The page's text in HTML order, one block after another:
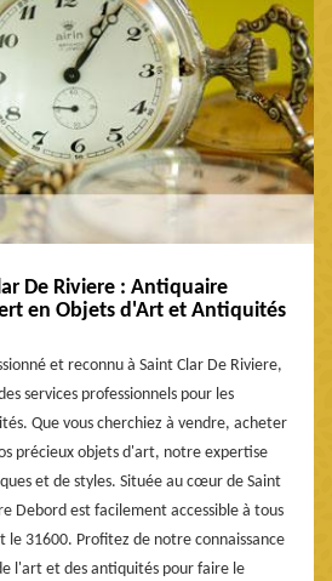
De Riviere : Antiquaire
en Objets d'Art et Antiquités
et reconnu à Saint Clar De Riviere,
services professionnels pour les
Que vous cherchiez à vendre, acheter
précieux objets d'art, notre expertise
et de styles. Située au cœur de Saint
Debord est facilement accessible à tous
le 31600. Profitez de notre connaissance
l'art et des antiquités pour faire le